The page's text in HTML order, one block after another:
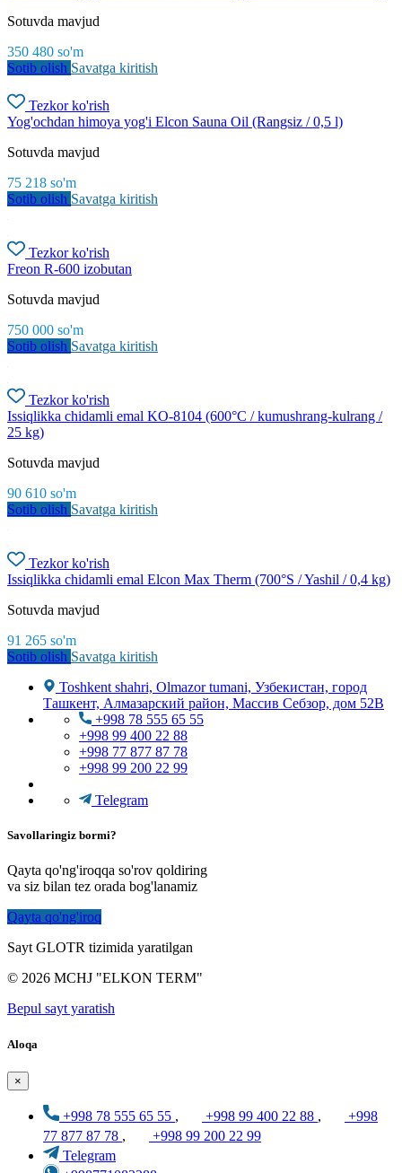
Sotuvda mavjud
350 480 so'm
Sotib olish Savatga kiritish
Tezkor ko'rish
Yog'ochdan himoya yog'i Elcon Sauna Oil (Rangsiz / 0,5 l)
Sotuvda mavjud
75 218 so'm
Sotib olish Savatga kiritish
Tezkor ko'rish
Freon R-600 izobutan
Sotuvda mavjud
750 000 so'm
Sotib olish Savatga kiritish
Tezkor ko'rish
Issiqlikka chidamli emal KO-8104 (600°C / kumushrang-kulrang /
25 kg)
Sotuvda mavjud
90 610 so'm
Sotib olish Savatga kiritish
Tezkor ko'rish
Issiqlikka chidamli emal Elcon Max Therm (700°S / Yashil / 0,4 kg)
Sotuvda mavjud
91 265 so'm
Sotib olish Savatga kiritish
Toshkent shahri, Olmazor tumani, Узбекистан, город
Ташкент, Алмазарский район, Массив Себзор, дом 52В
+998 78 555 65 55
+998 99 400 22 88
+998 77 877 87 78
+998 99 200 22 99
Telegram
Savollaringiz bormi?
Qayta qo'ng'iroqqa so'rov qoldiring
va siz bilan tez orada bog'lanamiz
Qayta qo'ng'iroq
Sayt GLOTR tizimida yaratilgan
© 2026 MCHJ "ELKON TERM"
Bepul sayt yaratish
Aloqa
×
+998 78 555 65 55 , +998 99 400 22 88 ,
+998
77 877 87 78 ,
+998 99 200 22 99
Telegram